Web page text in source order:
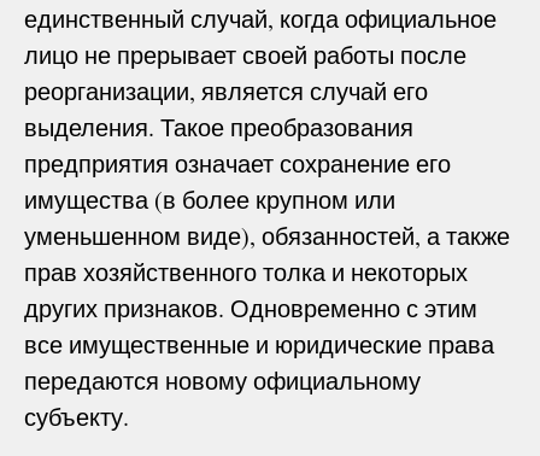
единственный случай, когда официальное
лицо не прерывает своей работы после
реорганизации, является случай его
выделения. Такое преобразования
предприятия означает сохранение его
имущества (в более крупном или
уменьшенном виде), обязанностей, а также
прав хозяйственного толка и некоторых
других признаков. Одновременно с этим
все имущественные и юридические права
передаются новому официальному
субъекту.